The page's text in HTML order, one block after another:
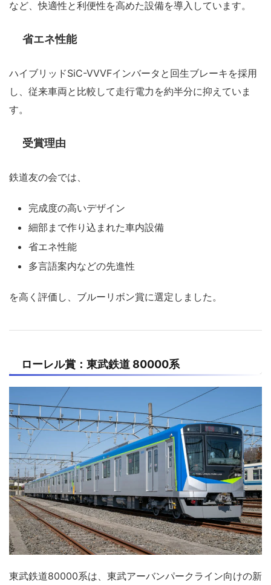
など、快適性と利便性を高めた設備を導入しています。
省エネ性能
ハイブリッドSiC-VVVFインバータと回生ブレーキを採用
し、従来車両と比較して走行電力を約半分に抑えていま
す。
受賞理由
鉄道友の会では、
完成度の高いデザイン
細部まで作り込まれた車内設備
省エネ性能
多言語案内などの先進性
を高く評価し、ブルーリボン賞に選定しました。
ローレル賞：東武鉄道 80000系
東武鉄道80000系は、東武アーバンパークライン向けの新